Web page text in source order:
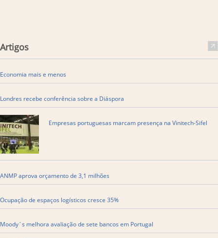
Artigos
Economia mais e menos
Londres recebe conferência sobre a Diáspora
Empresas portuguesas marcam presença na Vinitech-Sifel
ANMP aprova orçamento de 3,1 milhões
Ocupação de espaços logísticos cresce 35%
Moody´s melhora avaliação de sete bancos em Portugal